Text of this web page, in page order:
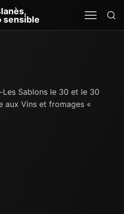
sensible
Sablons le 30 et le 30
aux Vins et fromages «